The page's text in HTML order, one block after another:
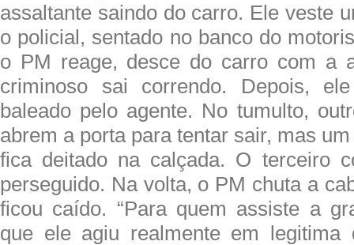
assaltante saindo do carro. Ele veste
o policial, sentado no banco do
o PM reage, desce do carro com a
criminoso sai correndo. Depois,
baleado pelo agente. No tumulto,
abrem a porta para tentar sair, mas
fica deitado na calçada. O terceiro
perseguido. Na volta, o PM chuta a
ficou caído. “Para quem assiste a
que ele agiu realmente em legitima